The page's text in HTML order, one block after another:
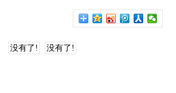
没有了! 没有了!